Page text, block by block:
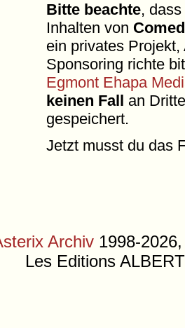
Bitte beachte,
Inhalten von
ein privates
Sponsoring richte
Egmont Ehapa
keinen Fall an
gespeichert.
Jetzt musst du das
Archiv 1998-
Les Editions